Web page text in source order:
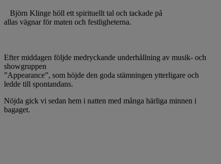
Björn Klinge höll ett spirituellt tal och tackade på
allas vägnar för maten och festligheterna.
Efter middagen följde medryckande underhållning av musik- och
showgruppen
”Appearance”, som höjde den goda stämningen ytterligare och
ledde till spontandans.
Nöjda gick vi sedan hem i natten med många härliga minnen i
bagaget.